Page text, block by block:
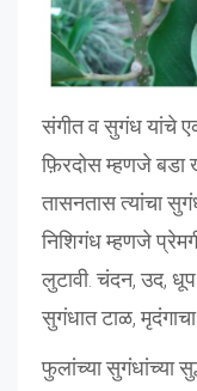
संगीत व सुगंध यांचे
फ़िरदोस म्हणजे बडा
तासनतास त्यांचा
निशिगंध म्हणजे
लुटावी. चंदन, उद,
सुगंधात टाळ,
फुलांच्या सुगंधांच्या